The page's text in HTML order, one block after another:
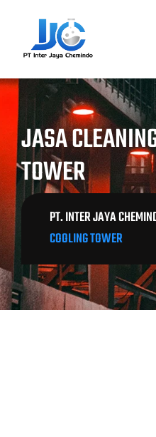
JASA
TOWER
PT. INTER JAYA
COOLING TOWER